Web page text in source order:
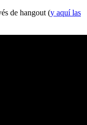
de hangout (y aquí las